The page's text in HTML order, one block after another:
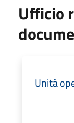
Ufficio
Unità